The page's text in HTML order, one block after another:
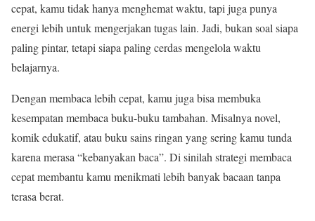
cepat, kamu tidak hanya menghemat waktu, tapi juga punya
energi lebih untuk mengerjakan tugas lain. Jadi, bukan soal siapa
paling pintar, tetapi siapa paling cerdas mengelola waktu
belajarnya.
Dengan membaca lebih cepat, kamu juga bisa membuka
kesempatan membaca buku-buku tambahan. Misalnya novel,
komik edukatif, atau buku sains ringan yang sering kamu tunda
karena merasa “kebanyakan baca”. Di sinilah strategi membaca
cepat membantu kamu menikmati lebih banyak bacaan tanpa
terasa berat.